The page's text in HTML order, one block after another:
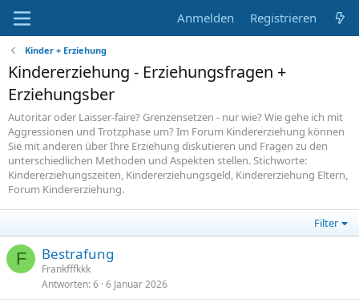
Anmelden Registrieren
Kinder + Erziehung
Kindererziehung - Erziehungsfragen +
Erziehungsber
Autoritär oder Laisser-faire? Grenzensetzen - nur wie? Wie gehe ich mit
Aggressionen und Trotzphase um? Im Forum Kindererziehung können
Sie mit anderen über Ihre Erziehung diskutieren und Fragen zu den
unterschiedlichen Methoden und Aspekten stellen. Stichworte:
Kindererziehungszeiten, Kindererziehungsgeld, Kindererziehung Eltern,
Forum Kindererziehung.
Filter
F Bestrafung
Frankfffkkk
Antworten 6 6 Januar 2026